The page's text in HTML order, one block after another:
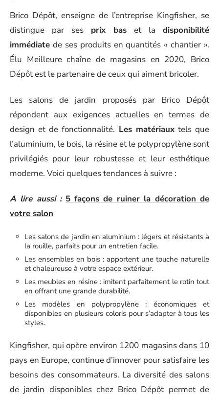
Brico Dépôt, enseigne de l’entreprise Kingfisher, se
distingue par ses prix bas et la disponibilité
immédiate de ses produits en quantités « chantier ».
Élu Meilleure chaîne de magasins en 2020, Brico
Dépôt est le partenaire de ceux qui aiment bricoler.
Les salons de jardin proposés par Brico Dépôt
répondent aux exigences actuelles en termes de
design et de fonctionnalité. Les matériauxtels que
l’aluminium, le bois, la résine et le polypropylène sont
privilégiés pour leur robustesse et leur esthétique
moderne. Voici quelques tendances à suivre :
A lire aussi : 5 façons de ruiner la décoration de
votre salon
Les salons de jardin en aluminium : légers et résistants à
la rouille, parfaits pour un entretien facile.
Les ensembles en bois : apportent une touche naturelle
et chaleureuse à votre espace extérieur.
Les meubles en résine : imitent parfaitement le rotin tout
en offrant une grande durabilité.
Les modèles en polypropylène : économiques et
disponibles en plusieurs coloris pour s’adapter à tous les
styles.
Kingfisher, qui opère environ 1200 magasins dans 10
pays en Europe, continue d’innover pour satisfaire les
besoins des consommateurs. La diversité des salons
de jardin disponibles chez Brico Dépôt permet de